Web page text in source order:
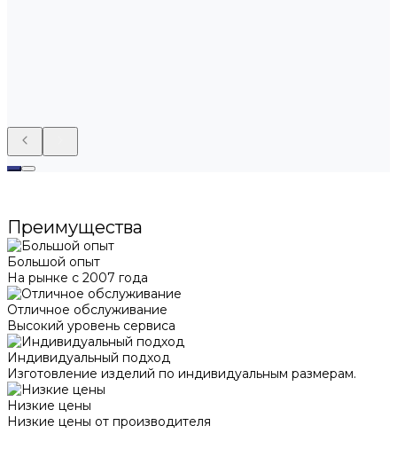
Преимущества
Большой опыт
На рынке с 2007 года
Отличное обслуживание
Высокий уровень сервиса
Индивидуальный подход
Изготовление изделий по индивидуальным размерам.
Низкие цены
Низкие цены от производителя